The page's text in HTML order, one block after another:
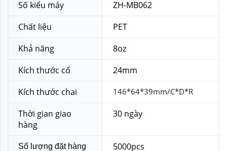
Số kiểu máy
ZH-MB062
Chất liệu
PET
Khả năng
8oz
Kích thước cổ
24mm
Kích thước chai
146*64*39mm/C*D*R
Thời gian giao
hàng
30 ngày
Số lượng đặt hàng
5000pcs